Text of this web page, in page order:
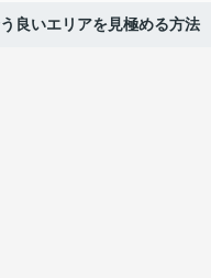
良いエリアを見極める方法